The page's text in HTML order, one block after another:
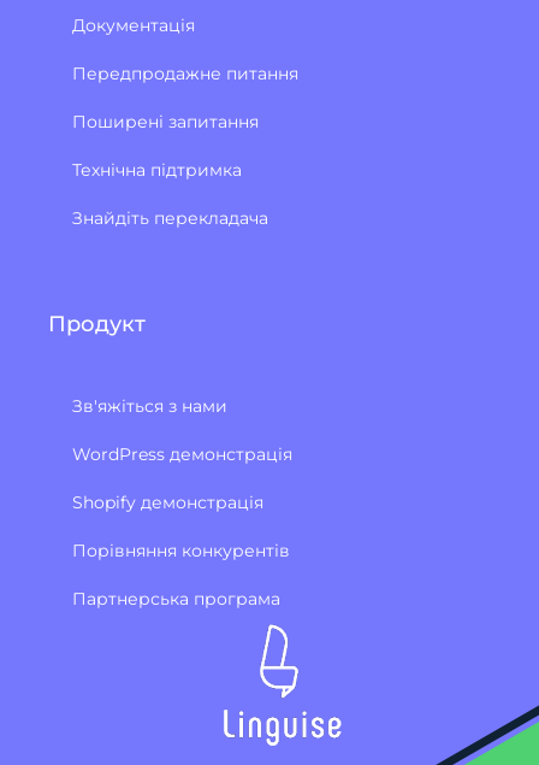
Документація
Передпродажне питання
Поширені запитання
Технічна підтримка
Знайдіть перекладача
Продукт
Зв'яжіться з нами
WordPress демонстрація
Shopify демонстрація
Порівняння конкурентів
Партнерська програма